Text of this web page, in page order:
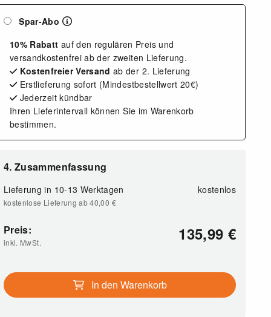
Spar-Abo
10% Rabatt auf den regulären Preis und
versandkostenfrei ab der zweiten Lieferung.
Kostenfreier Versand ab der 2. Lieferung
Erstlieferung sofort (Mindestbestellwert 20€)
Jederzeit kündbar
Ihren Lieferintervall können Sie im Warenkorb
bestimmen.
4. Zusammenfassung
Lieferung in 10-13 Werktagen kostenlos
kostenlose Lieferung ab 40,00 €
Preis:
inkl. MwSt. 135,99 €
In den Warenkorb